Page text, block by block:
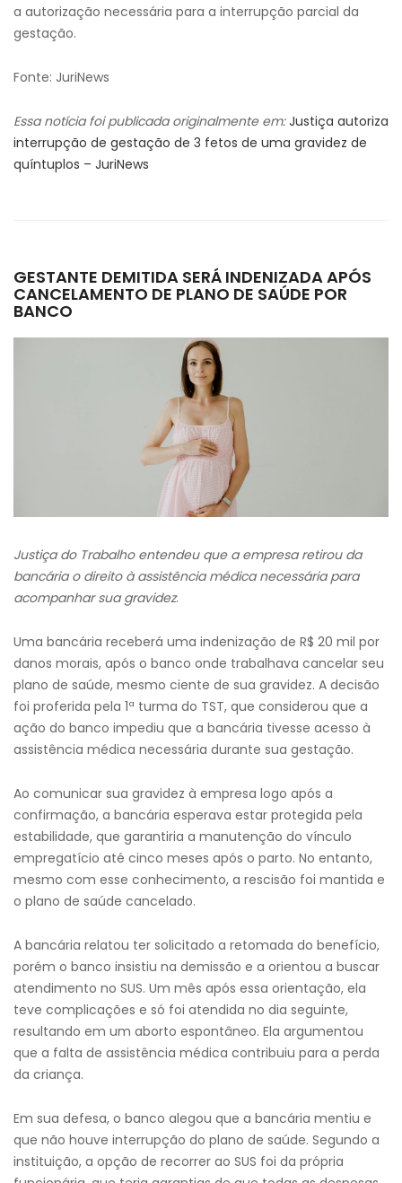
a autorização necessária para a interrupção parcial da
gestação.
Fonte: JuriNews
Essa notícia foi publicada originalmente em: Justiça autoriza
interrupção de gestação de 3 fetos de uma gravidez de
quíntuplos – JuriNews
GESTANTE DEMITIDA SERÁ INDENIZADA APÓS
CANCELAMENTO DE PLANO DE SAÚDE POR
BANCO
Justiça do Trabalho entendeu que a empresa retirou da
bancária o direito à assistência médica necessária para
acompanhar sua gravidez.
Uma bancária receberá uma indenização de R$ 20 mil por
danos morais, após o banco onde trabalhava cancelar seu
plano de saúde, mesmo ciente de sua gravidez. A decisão
foi proferida pela 1ª turma do TST, que considerou que a
ação do banco impediu que a bancária tivesse acesso à
assistência médica necessária durante sua gestação.
Ao comunicar sua gravidez à empresa logo após a
confirmação, a bancária esperava estar protegida pela
estabilidade, que garantiria a manutenção do vínculo
empregatício até cinco meses após o parto. No entanto,
mesmo com esse conhecimento, a rescisão foi mantida e
o plano de saúde cancelado.
A bancária relatou ter solicitado a retomada do benefício,
porém o banco insistiu na demissão e a orientou a buscar
atendimento no SUS. Um mês após essa orientação, ela
teve complicações e só foi atendida no dia seguinte,
resultando em um aborto espontâneo. Ela argumentou
que a falta de assistência médica contribuiu para a perda
da criança.
Em sua defesa, o banco alegou que a bancária mentiu e
que não houve interrupção do plano de saúde. Segundo a
instituição, a opção de recorrer ao SUS foi da própria